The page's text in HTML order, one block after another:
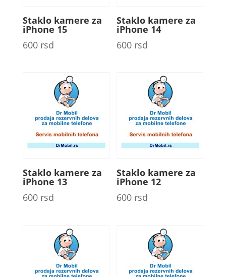
Staklo kamere za
iPhone 15
600 rsd
Staklo kamere za
iPhone 14
600 rsd
Staklo kamere za
iPhone 13
600 rsd
Staklo kamere za
iPhone 12
600 rsd